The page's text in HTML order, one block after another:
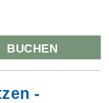
BUCHEN
-